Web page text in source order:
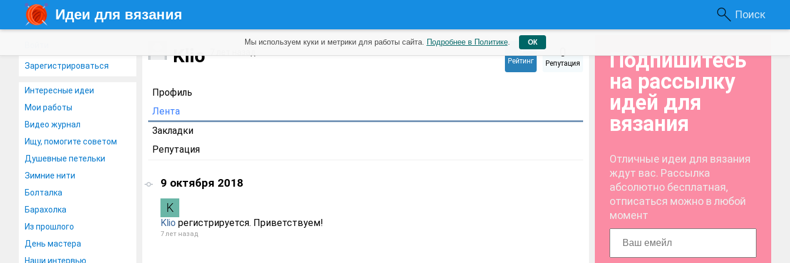
Идеи для вязания Поиск
Зарегистрироваться
Интересные идеи
Мои работы
Видео журнал
Ищу, помогите советом
Душевные петельки
Зимние нити
Болталка
Барахолка
Из прошлого
День мастера
Наши интервью
Klio 0
Рейтинг
0
Репутация
Профиль
Лента
Закладки
Репутация
9 октября 2018
Klio регистрируется. Приветствуем!
7 лет назад
Подпишитесь
на рассылку
идей для
вязания
Отличные идеи для вязания
ждут вас. Рассылка
абсолютно бесплатная,
отписаться можно в любой
момент
Мы используем куки и метрики для работы сайта. Подробнее в Политике. ОК